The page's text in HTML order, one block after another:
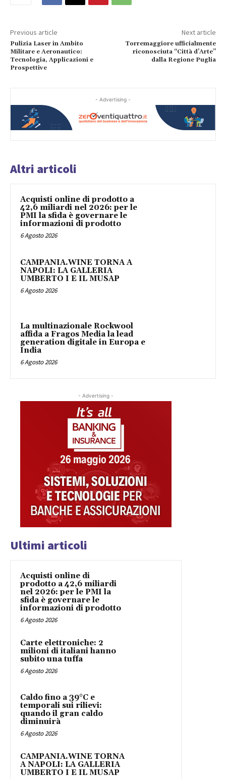
Previous article
Pulizia Laser in Ambito
Militare e Aeronautico:
Tecnologia, Applicazioni e
Prospettive
Next article
Torremaggiore ufficialmente
riconosciuta “Città d’Arte”
dalla Regione Puglia
- Advertising -
Altri articoli
Acquisti online di prodotto a
42,6 miliardi nel 2026: per le
PMI la sfida è governare le
informazioni di prodotto
6 Agosto 2026
CAMPANIA.WINE TORNA A
NAPOLI: LA GALLERIA
UMBERTO I E IL MUSAP
6 Agosto 2026
La multinazionale Rockwool
affida a Fragos Media la lead
generation digitale in Europa e
India
6 Agosto 2026
- Advertising -
Ultimi articoli
Acquisti online di
prodotto a 42,6 miliardi
nel 2026: per le PMI la
sfida è governare le
informazioni di prodotto
6 Agosto 2026
Carte elettroniche: 2
milioni di italiani hanno
subito una tuffa
6 Agosto 2026
Caldo fino a 39°C e
temporali sui rilievi:
quando il gran caldo
diminuirà
6 Agosto 2026
CAMPANIA.WINE TORNA
A NAPOLI: LA GALLERIA
UMBERTO I E IL MUSAP